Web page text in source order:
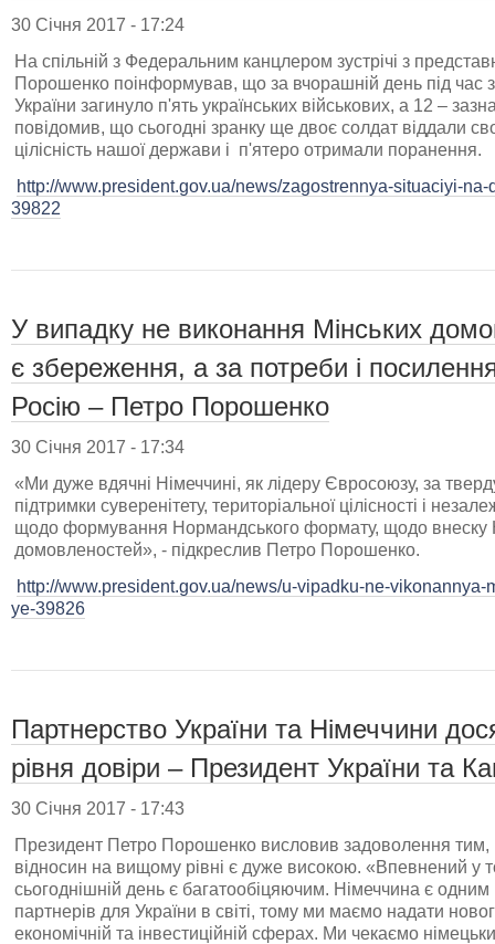
30 Січня 2017 - 17:24
На спільній з Федеральним канцлером зустрічі з
Порошенко поінформував, що за вчорашній день під час
України загинуло п'ять українських військових, а 12 –
повідомив, що сьогодні зранку ще двоє солдат віддали
цілісність нашої держави і п'ятеро отримали поранення.
http://www.president.gov.ua/news/zagostrennya-situaciyi-
39822
У випадку не виконання Мінських
є збереження, а за потреби і
Росію – Петро Порошенко
30 Січня 2017 - 17:34
«Ми дуже вдячні Німеччині, як лідеру Євросоюзу, за
підтримки суверенітету, територіальної цілісності і
щодо формування Нормандського формату, щодо внеску
домовленостей», - підкреслив Петро Порошенко.
http://www.president.gov.ua/news/u-vipadku-ne-
ye-39826
Партнерство України та Німеччини
рівня довіри – Президент України та
30 Січня 2017 - 17:43
Президент Петро Порошенко висловив задоволення тим,
відносин на вищому рівні є дуже високою. «Впевнений у
сьогоднішній день є багатообіцяючим. Німеччина є одним
партнерів для України в світі, тому ми маємо надати
економічній та інвестиційній сферах. Ми чекаємо